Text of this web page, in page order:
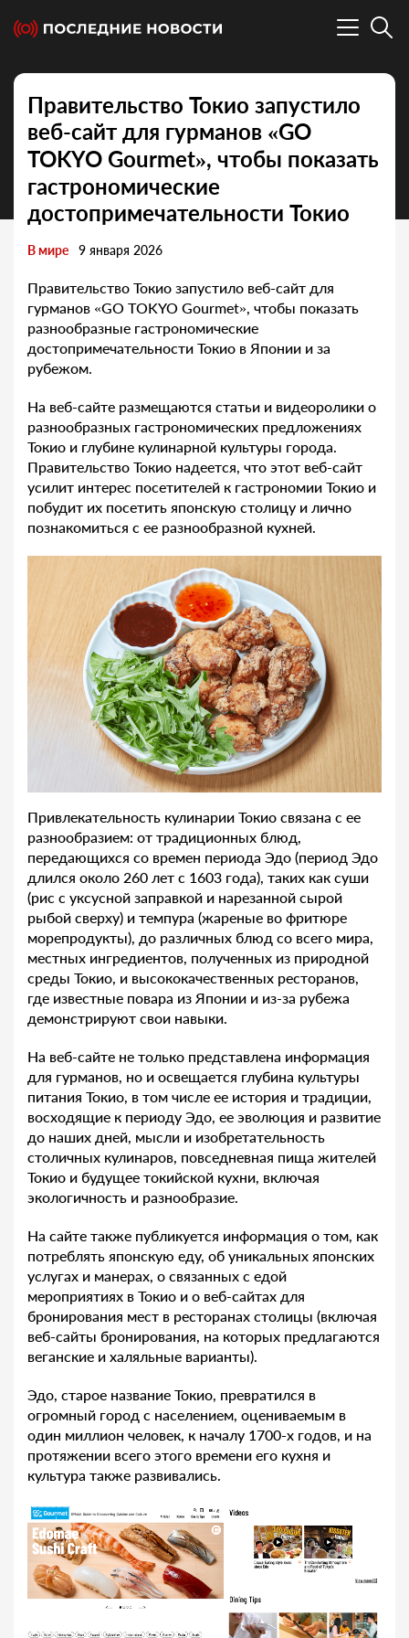
Правительство Токио запустило
веб-сайт для гурманов «GO
TOKYO Gourmet», чтобы показать
гастрономические
достопримечательности Токио
В мире 9 января 2026
Правительство Токио запустило веб-сайт для
гурманов «GO TOKYO Gourmet», чтобы показать
разнообразные гастрономические
достопримечательности Токио в Японии и за
рубежом.
На веб-сайте размещаются статьи и видеоролики о
разнообразных гастрономических предложениях
Токио и глубине кулинарной культуры города.
Правительство Токио надеется, что этот веб-сайт
усилит интерес посетителей к гастрономии Токио и
побудит их посетить японскую столицу и лично
познакомиться с ее разнообразной кухней.
Привлекательность кулинарии Токио связана с ее
разнообразием: от традиционных блюд,
передающихся со времен периода Эдо (период Эдо
длился около 260 лет с 1603 года), таких как суши
(рис с уксусной заправкой и нарезанной сырой
рыбой сверху) и темпура (жареные во фритюре
морепродукты), до различных блюд со всего мира,
местных ингредиентов, полученных из природной
среды Токио, и высококачественных ресторанов,
где известные повара из Японии и из-за рубежа
демонстрируют свои навыки.
На веб-сайте не только представлена информация
для гурманов, но и освещается глубина культуры
питания Токио, в том числе ее история и традиции,
восходящие к периоду Эдо, ее эволюция и развитие
до наших дней, мысли и изобретательность
столичных кулинаров, повседневная пища жителей
Токио и будущее токийской кухни, включая
экологичность и разнообразие.
На сайте также публикуется информация о том, как
потреблять японскую еду, об уникальных японских
услугах и манерах, о связанных с едой
мероприятиях в Токио и о веб-сайтах для
бронирования мест в ресторанах столицы (включая
веб-сайты бронирования, на которых предлагаются
веганские и халяльные варианты).
Эдо, старое название Токио, превратился в
огромный город с населением, оцениваемым в
один миллион человек, к началу 1700-х годов, и на
протяжении всего этого времени его кухня и
культура также развивались.